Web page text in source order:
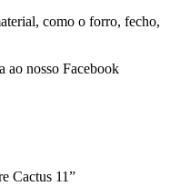
como o forro, fecho,
ao nosso Facebook
Cactus 11”